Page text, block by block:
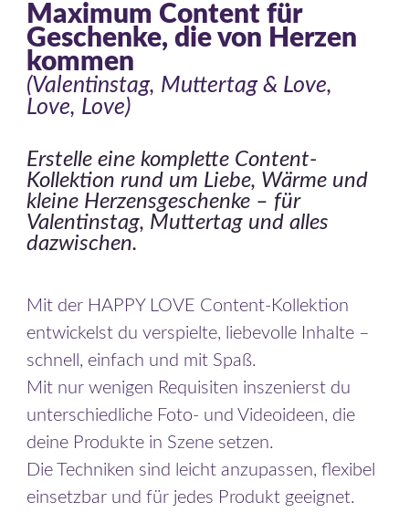
Maximum Content für
Geschenke, die von Herzen
kommen
(Valentinstag, Muttertag & Love,
Love, Love)
Erstelle eine komplette Content-
Kollektion rund um Liebe, Wärme und
kleine Herzensgeschenke – für
Valentinstag, Muttertag und alles
dazwischen.
Mit der HAPPY LOVE Content-Kollektion
entwickelst du verspielte, liebevolle Inhalte –
schnell, einfach und mit Spaß.
Mit nur wenigen Requisiten inszenierst du
unterschiedliche Foto- und Videoideen, die
deine Produkte in Szene setzen.
Die Techniken sind leicht anzupassen, flexibel
einsetzbar und für jedes Produkt geeignet.